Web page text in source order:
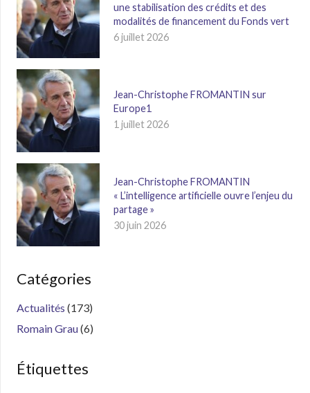
une stabilisation des crédits et des
modalités de financement du Fonds vert
6 juillet 2026
Jean-Christophe FROMANTIN sur
Europe1
1 juillet 2026
Jean-Christophe FROMANTIN
« L’intelligence artificielle ouvre l’enjeu du
partage »
30 juin 2026
Catégories
Actualités (173)
Romain Grau(6)
Étiquettes